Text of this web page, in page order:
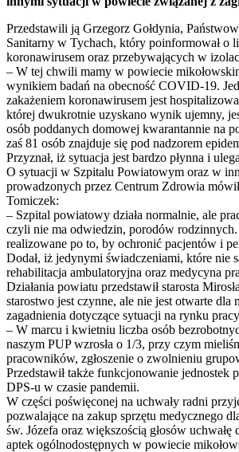
Przedstawili ją Grzegorz Gołdynia,
Sanitarny w Tychach, który poinformował o
koronawirusem oraz przebywających w
– W tej chwili mamy w powiecie
wynikiem badań na obecność COVID-19.
zakażeniem koronawirusem jest
której dwukrotnie uzyskano wynik ujemny,
osób poddanych domowej kwarantannie na
zaś 81 osób znajduje się pod nadzorem
Przyznał, iż sytuacja jest bardzo płynna i
O sytuacji w Szpitalu Powiatowym oraz w
prowadzonych przez Centrum Zdrowia
Tomiczek:
– Szpital powiatowy działa normalnie, ale
czyli nie ma odwiedzin, porodów rodzinnych.
realizowane po to, by ochronić pacjentów i
Dodał, iż jedynymi świadczeniami, które nie
rehabilitacja ambulatoryjna oraz medycyna
Działania powiatu przedstawił starosta
starostwo jest czynne, ale nie jest otwarte dla
zagadnienia dotyczące sytuacji na rynku
– W marcu i kwietniu liczba osób
naszym PUP wzrosła o 1/3, przy czym
pracowników, zgłoszenie o zwolnieniu
Przedstawił także funkcjonowanie jednostek
DPS-u w czasie pandemii.
W części poświęconej na uchwały radni
pozwalające na zakup sprzętu medycznego
św. Józefa oraz większością głosów uchwałę
aptek ogólnodostępnych w powiecie